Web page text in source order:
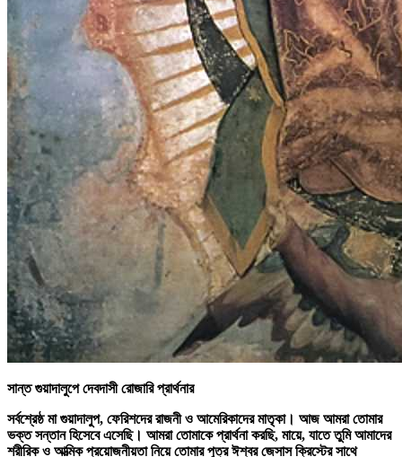
সান্ত গুয়াদালুপে দেবদাসী রোজারি প্রার্থনার
সর্বশ্রেষ্ঠ মা গুয়াদালুপ, ফেরিশদের রাজনী ও আমেরিকাদের মাতৃকা। আজ আমরা তোমার
ভক্ত সন্তান হিসেবে এসেছি। আমরা তোমাকে প্রার্থনা করছি, মায়ে, যাতে তুমি আমাদের
শরীরিক ও আত্মিক প্রয়োজনীয়তা নিয়ে তোমার পুত্র ঈশ্বর জেসাস ক্রিস্টের সাথে